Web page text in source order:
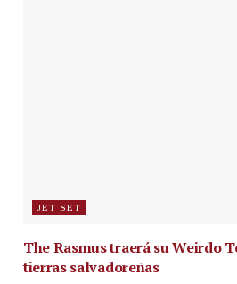
JET SET
The Rasmus traerá su Weirdo
tierras salvadoreñas